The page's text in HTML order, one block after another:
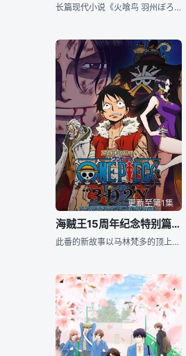
长篇现代小说《火喰鸟 羽州ぼろ鳶组》动画化决定！
更新至第1集
海贼王15周年纪念特别篇——幻之篇章「3D2Y 跨越艾斯之死！与路飞伙伴的誓言」
此番的新故事以马林梵多的顶上战争结束后为原点，描绘了失去艾斯并与同伴们分离的岁月里，主人公路飞在鲁斯卡纳岛上修行习得霸气的故事，而西鲁巴兹·雷利、波雅·汉库克、巴基、佩罗娜等角色也将登场亮相。此外